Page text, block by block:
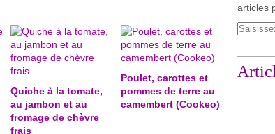
Quiche à la tomate,
au jambon et au
fromage de chèvre
frais
Poulet, carottes et
pommes de terre au
camembert (Cookeo)
articles